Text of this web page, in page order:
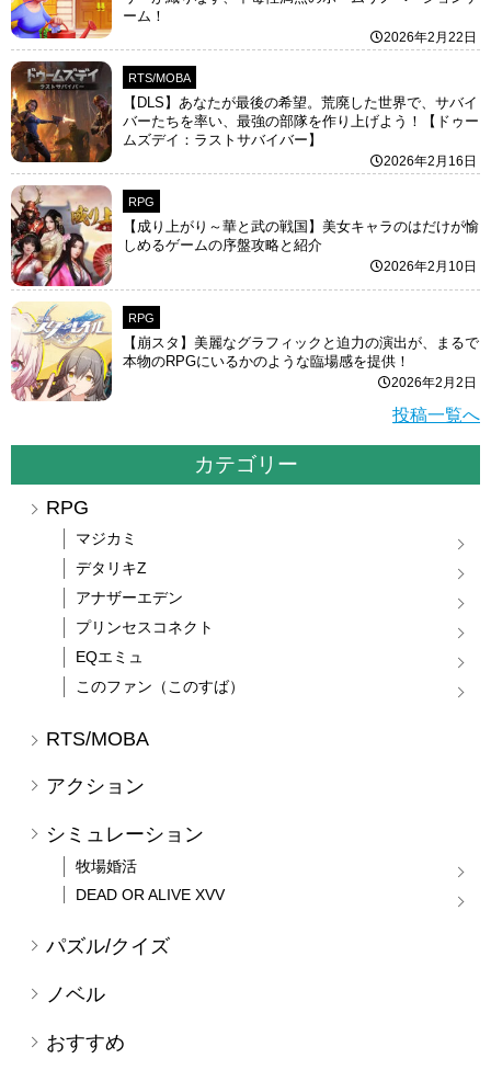
ーム！
2026年2月22日
RTS/MOBA
【DLS】あなたが最後の希望。荒廃した世界で、サバイ
バーたちを率い、最強の部隊を作り上げよう！【ドゥー
ムズデイ：ラストサバイバー】
2026年2月16日
RPG
【成り上がり～華と武の戦国】美女キャラのはだけが愉
しめるゲームの序盤攻略と紹介
2026年2月10日
RPG
【崩スタ】美麗なグラフィックと迫力の演出が、まるで
本物のRPGにいるかのような臨場感を提供！
2026年2月2日
投稿一覧へ
カテゴリー
RPG
マジカミ
デタリキZ
アナザーエデン
プリンセスコネクト
EQエミュ
このファン（このすば）
RTS/MOBA
アクション
シミュレーション
牧場婚活
DEAD OR ALIVE XVV
パズル/クイズ
ノベル
おすすめ